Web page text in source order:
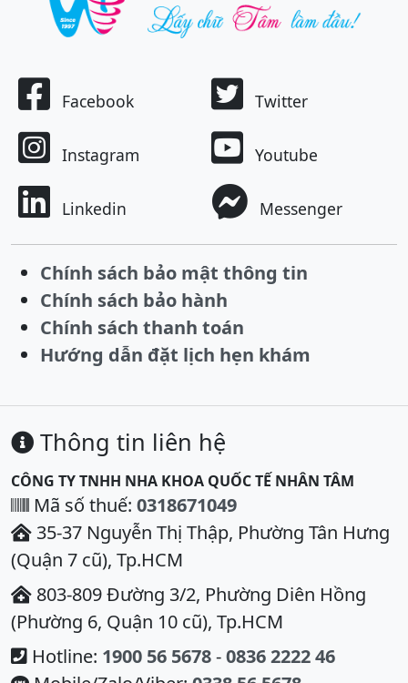
Facebook Twitter
Instagram Youtube
Linkedin Messenger
Chính sách bảo mật thông tin
Chính sách bảo hành
Chính sách thanh toán
Hướng dẫn đặt lịch hẹn khám
Thông tin liên hệ
CÔNG TY TNHH NHA KHOA QUỐC TẾ NHÂN TÂM
Mã số thuế: 0318671049
35-37 Nguyễn Thị Thập, Phường Tân Hưng
(Quận 7 cũ), Tp.HCM
803-809 Đường 3/2, Phường Diên Hồng
(Phường 6, Quận 10 cũ), Tp.HCM
Hotline: 1900 56 5678-0836 2222 46